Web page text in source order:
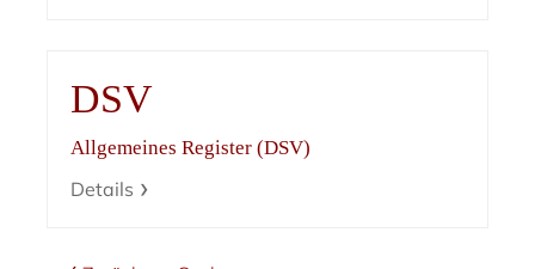
DSV
Allgemeines Register (DSV)
Details